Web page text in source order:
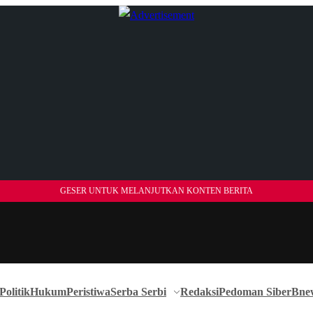
GESER UNTUK MELANJUTKAN KONTEN BERITA
HukumPeristiwaSerba Serbi RedaksiPedoman Siber